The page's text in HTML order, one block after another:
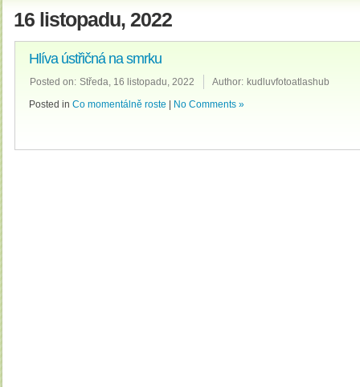
16 listopadu, 2022
Hlíva ústřičná na smrku
Posted on: Středa, 16 listopadu, 2022 Author: kudluvfotoatlashub
Posted in Co momentálně roste No Comments »